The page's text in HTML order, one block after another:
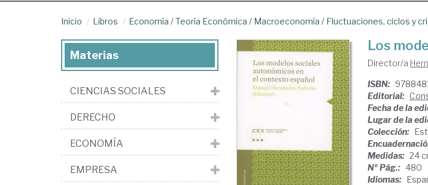
Inicio Libros Economía /Teoría Económica / Macroeconomía / Fluctuaciones, ciclos y
Los
Director/a
ISBN:
Editorial:
Fecha de la
Lugar de la
Colección:
Medidas: 24
Nº Pág.: 480
Idiomas:
Materias
CIENCIAS SOCIALES
DERECHO
ECONOMÍA
EMPRESA